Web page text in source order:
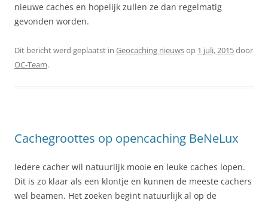
nieuwe caches en hopelijk zullen ze dan regelmatig
gevonden worden.
Dit bericht werd geplaatst in Geocaching nieuwsop 1 juli, 2015door
OC-Team.
Cachegroottes op opencaching BeNeLux
Iedere cacher wil natuurlijk mooie en leuke caches lopen.
Dit is zo klaar als een klontje en kunnen de meeste cachers
wel beamen. Het zoeken begint natuurlijk al op de